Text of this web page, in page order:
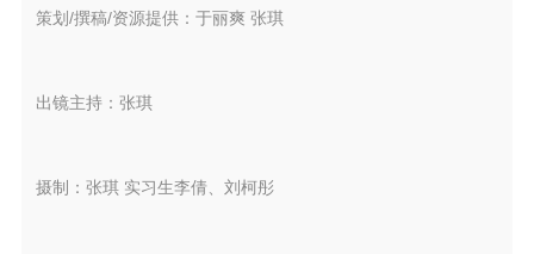
策划/撰稿/资源提供：于丽爽 张琪
出镜主持：张琪
摄制：张琪 实习生李倩、刘柯彤